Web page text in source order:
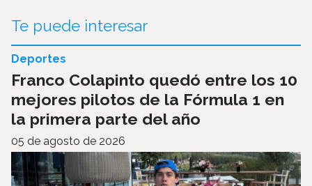
Te puede interesar
Franco Colapinto quedó entre los 10
mejores pilotos de la Fórmula 1 en
la primera parte del año
Deportes
05 de agosto de 2026